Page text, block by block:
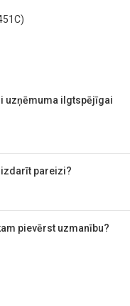
uzņēmuma ilgtspējīgai
izdarīt pareizi?
pievērst uzmanību?